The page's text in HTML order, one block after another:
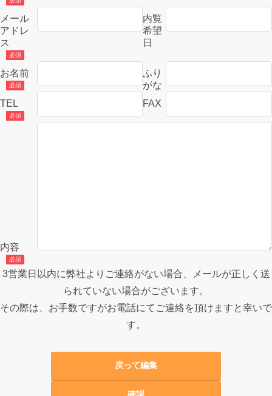
メール
アドレ
ス
内覧
希望
日
お名前
ふり
がな
TEL
FAX
内容
3営業日以内に弊社よりご連絡がない場合、メールが正しく送
られていない場合がございます。
その際は、お手数ですがお電話にてご連絡を頂けますと幸いで
す。